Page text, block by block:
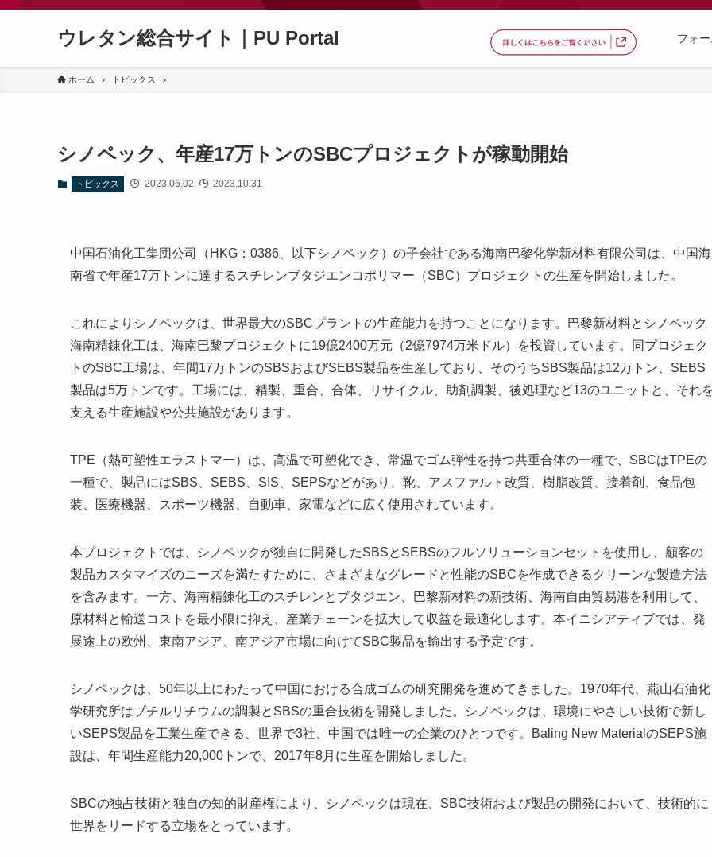
ウレタン総合サイト｜PU Portal フォ
ホーム トピックス
シノペック、年産17万トンのSBCプロジェクトが稼動開始
トピックス 2023.06.02 2023.10.31
中国石油化工集団公司（HKG：0386、以下シノペック）の子会社である海南巴黎化学新材料有限公司は、中国海
南省で年産17万トンに達するスチレンブタジエンコポリマー（SBC）プロジェクトの生産を開始しました。
これによりシノペックは、世界最大のSBCプラントの生産能力を持つことになります。巴黎新材料とシノペック
海南精錬化工は、海南巴黎プロジェクトに19億2400万元（2億7974万米ドル）を投資しています。同プロジェク
トのSBC工場は、年間17万トンのSBSおよびSEBS製品を生産しており、そのうちSBS製品は12万トン、SEBS
製品は5万トンです。工場には、精製、重合、合体、リサイクル、助剤調製、後処理など13のユニットと、それ
支える生産施設や公共施設があります。
TPE（熱可塑性エラストマー）は、高温で可塑化でき、常温でゴム弾性を持つ共重合体の一種で、SBCはTPEの
一種で、製品にはSBS、SEBS、SIS、SEPSなどがあり、靴、アスファルト改質、樹脂改質、接着剤、食品包
装、医療機器、スポーツ機器、自動車、家電などに広く使用されています。
本プロジェクトでは、シノペックが独自に開発したSBSとSEBSのフルソリューションセットを使用し、顧客の
製品カスタマイズのニーズを満たすために、さまざまなグレードと性能のSBCを作成できるクリーンな製造方法
を含みます。一方、海南精錬化工のスチレンとブタジエン、巴黎新材料の新技術、海南自由貿易港を利用して、
原材料と輸送コストを最小限に抑え、産業チェーンを拡大して収益を最適化します。本イニシアティブでは、発
展途上の欧州、東南アジア、南アジア市場に向けてSBC製品を輸出する予定です。
シノペックは、50年以上にわたって中国における合成ゴムの研究開発を進めてきました。1970年代、燕山石油化
学研究所はブチルリチウムの調製とSBSの重合技術を開発しました。シノペックは、環境にやさしい技術で新し
いSEPS製品を工業生産できる、世界で3社、中国では唯一の企業のひとつです。Baling New MaterialのSEPS施
設は、年間生産能力20,000トンで、2017年8月に生産を開始しました。
SBCの独占技術と独自の知的財産権により、シノペックは現在、SBC技術および製品の開発において、技術的に
世界をリードする立場をとっています。